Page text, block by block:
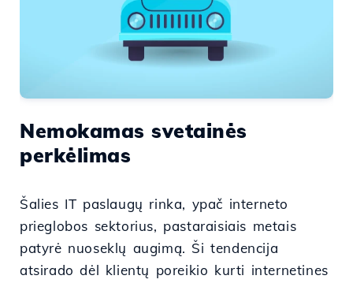
Nemokamas svetainės
perkėlimas
Šalies IT paslaugų rinka, ypač interneto
prieglobos sektorius, pastaraisiais metais
patyrė nuoseklų augimą. Ši tendencija
atsirado dėl klientų poreikio kurti internetines